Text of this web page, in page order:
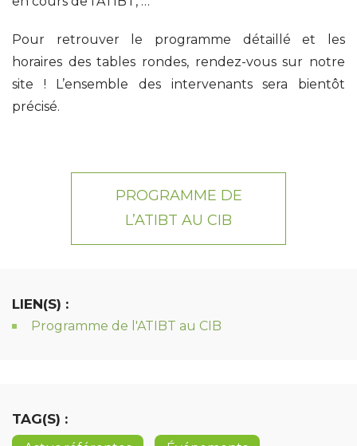
Pour retrouver le programme détaillé et les
horaires des tables rondes, rendez-vous sur notre
site ! L’ensemble des intervenants sera bientôt
précisé.
PROGRAMME DE
L’ATIBT AU CIB
LIEN(S) :
Programme de l'ATIBT au CIB
TAG(S) :